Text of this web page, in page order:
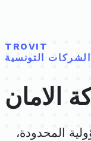
TROVIT
التونسية
الامان
المحدودة،